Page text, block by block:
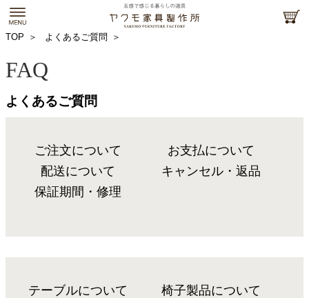
TOP よくあるご質問
FAQ
よくあるご質問
ご注文について
お支払について
配送について
キャンセル・返品
保証期間・修理
テーブルについて
椅子製品について